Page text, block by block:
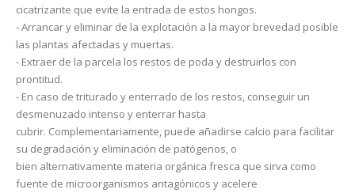
cicatrizante que evite la entrada de estos hongos.
- Arrancar y eliminar de la explotación a la mayor brevedad posible
las plantas afectadas y muertas.
- Extraer de la parcela los restos de poda y destruirlos con
prontitud.
- En caso de triturado y enterrado de los restos, conseguir un
desmenuzado intenso y enterrar hasta
cubrir. Complementariamente, puede añadirse calcio para facilitar
su degradación y eliminación de patógenos, o
bien alternativamente materia orgánica fresca que sirva como
fuente de microorganismos antagónicos y acelere